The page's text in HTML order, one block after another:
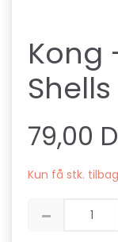
Kong
79,00
Kun få stk.